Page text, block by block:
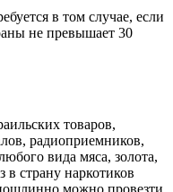
в том случае, если
не превышает 30
товаров,
радиоприемников,
вида мяса, золота,
в страну наркотиков